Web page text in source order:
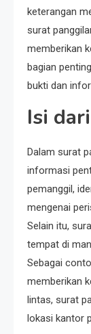
keterangan
surat
memberikan
bagian
bukti dan
Isi
Dalam surat
informasi
pemanggil,
mengenai
Selain itu,
tempat di
Sebagai
memberikan
lintas, surat
lokasi kantor